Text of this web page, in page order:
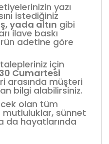
yazı
istediğiniz
yada altın gibi
ilave baskı
adetine göre
için
Cumartesi
arasında müşteri
bilgi alabilirsiniz.
olan tüm
sünnet
da hayatlarında